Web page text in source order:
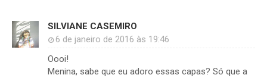
SILVIANE CASEMIRO
6 de janeiro de 2016 às 19:46
Oooi!
Menina, sabe que eu adoro essas capas? Só que a